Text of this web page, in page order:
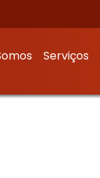
Serviços